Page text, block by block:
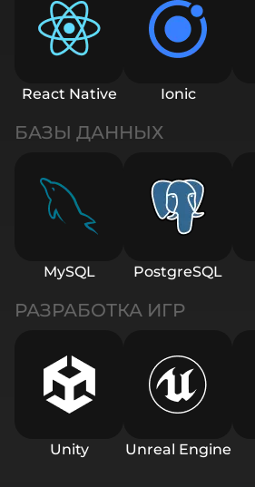
React Native Ionic
БАЗЫ ДАННЫХ
MySQL PostgreSQL
РАЗРАБОТКА ИГР
Unity Unreal Engine